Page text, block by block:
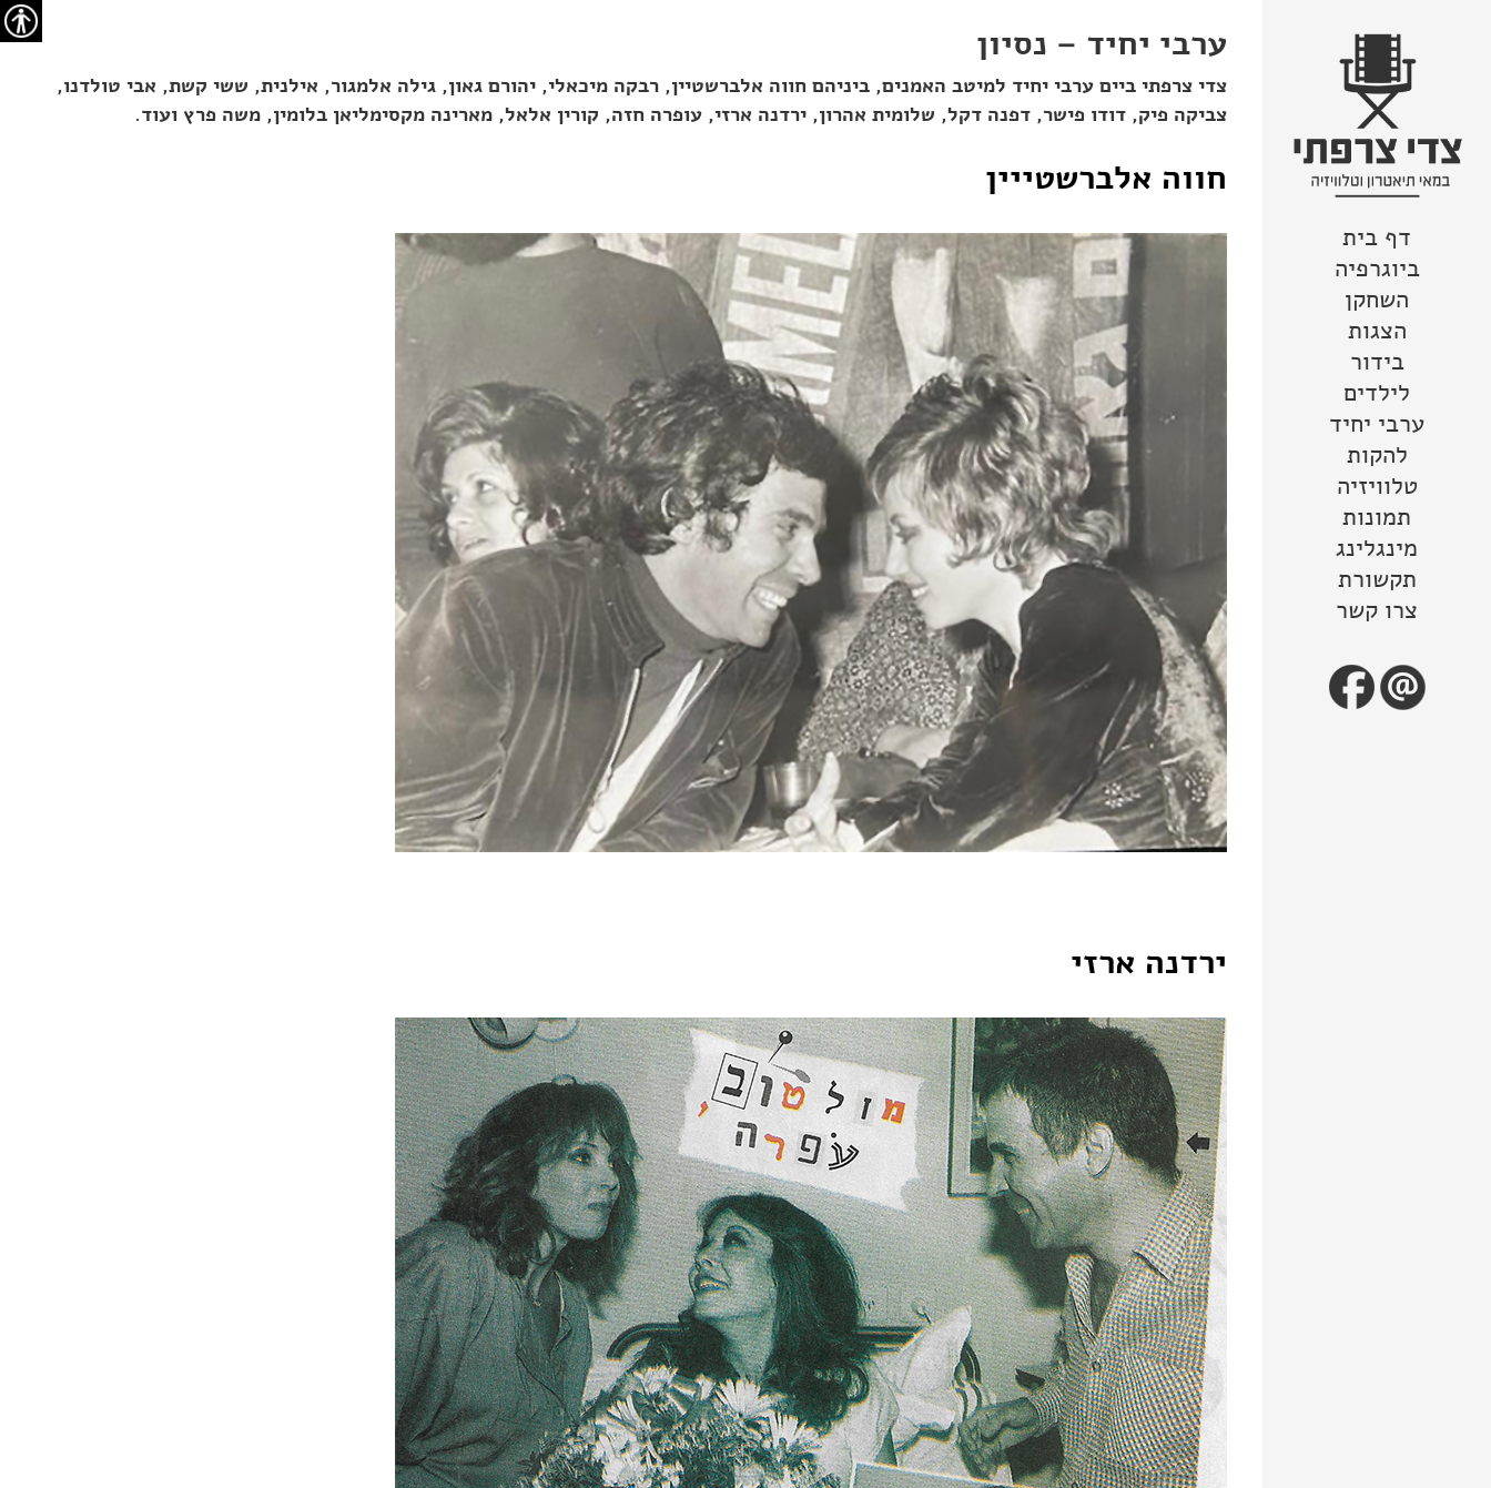
מפת האתר
הצהרת נגישות
לדלג לתוכןדף בית
ביוגרפיה
השחקן
הצגות
בידור
לילדים
ערבי יחיד
להקות
טלוויזיה
תמונות
מינגלינג
תקשורת
צרו קשר
ערבי יחיד – נסיון
צדי צרפתי ביים ערבי יחיד למיטב האמנים, ביניהם חווה אלברשטיין, רבקה מיכאלי, יהורם גאון, גילה אלמגור, אילנית, ששי קשת, אבי טולדנו,
צביקה פיק, דודו פישר, דפנה דקל, שלומית אהרון, ירדנה ארזי, עופרה חזה, קורין אלאל, מארינה מקסימליאן בלומין, משה פרץ ועוד.
חווה אלברשטייין
ירדנה ארזי